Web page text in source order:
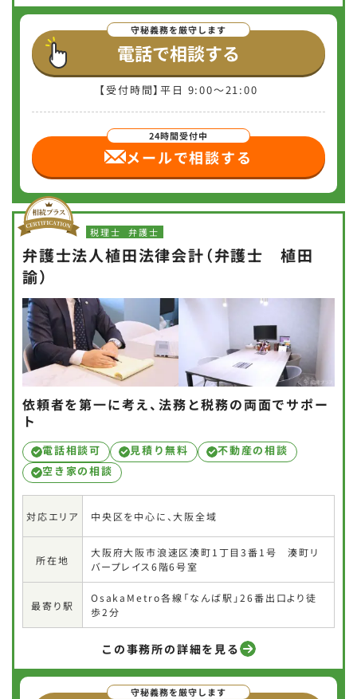
電話で相談する
【受付時間】平日 9:00〜21:00
メールで相談する
税理士 弁護士
弁護士法人植田法律会計（弁護士 植田
諭）
依頼者を第一に考え、法務と税務の両面でサポー
ト
電話相談可 見積り無料
不動産の相談
空き家の相談
対応エリア 中央区を中心に、大阪全域
所在地
大阪府大阪市浪速区湊町1丁目3番1号 湊町リ
バープレイス6階6号室
最寄り駅
OsakaMetro各線「なんば駅」26番出口より徒
歩2分
この事務所の詳細を見る